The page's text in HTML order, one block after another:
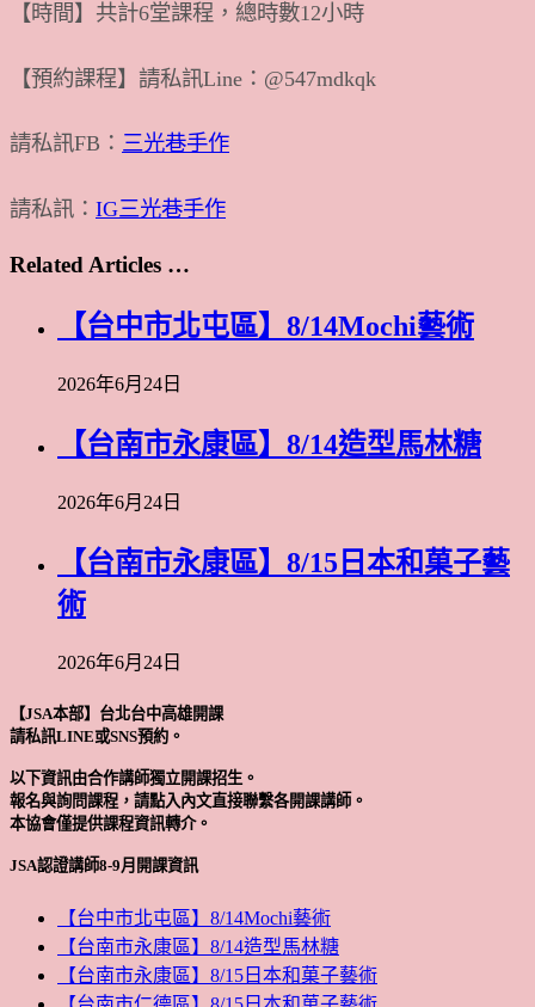
【時間】共計6堂課程，總時數12小時
【預約課程】請私訊Line：@547mdkqk
請私訊FB： 三光巷手作
請私訊： IG三光巷手作
Related Articles …
【台中市北屯區】8/14Mochi藝術
2026年6月24日
【台南市永康區】8/14造型馬林糖
2026年6月24日
【台南市永康區】8/15日本和菓子藝
術
2026年6月24日
【JSA本部】台北台中高雄開課
請私訊LINE或SNS預約。
以下資訊由合作講師獨立開課招生。
報名與詢問課程，請點入內文直接聯繫各開課講師。
本協會僅提供課程資訊轉介。
JSA認證講師8-9月開課資訊
【台中市北屯區】8/14Mochi藝術
【台南市永康區】8/14造型馬林糖
【台南市永康區】8/15日本和菓子藝術